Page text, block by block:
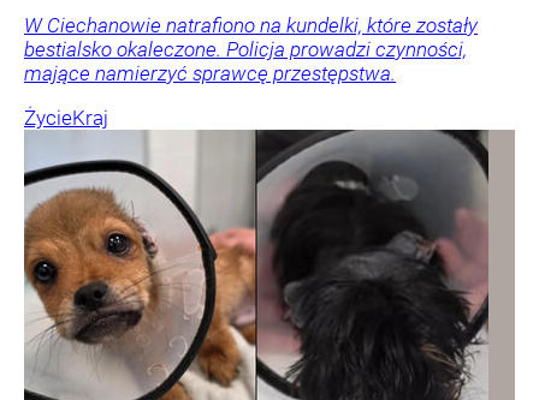
W Ciechanowie natrafiono na kundelki, które zostały
bestialsko okaleczone. Policja prowadzi czynności,
mające namierzyć sprawcę przestępstwa.
ŻycieKraj